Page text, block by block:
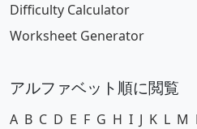
Difficulty Calculator
Worksheet Generator
アルファベット順に閲覧
A B C D E F G H I J K L M